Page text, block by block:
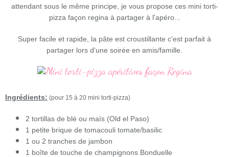
attendant sous le même principe, je vous propose ces mini torti-
pizza façon regina à partager à l'apéro...
Super facile et rapide, la pâte est croustillante c'est parfait à
partager lors d'une soirée en amis/famille.
Ingrédients: (pour 15 à 20 mini torti-pizza)
2 tortillas de blé ou maïs (Old el Paso)
1 petite brique de tomacouli tomate/basilic
1 ou 2 tranches de jambon
1 boîte de touche de champignons Bonduelle